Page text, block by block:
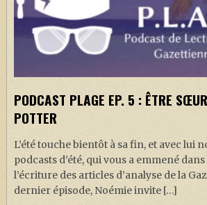
PODCAST PLAGE EP. 5 : ÊTRE
POTTER
L’été touche bientôt à sa fin, et avec lui
podcasts d’été, qui vous a emmené
l’écriture des articles d’analyse de la
dernier épisode, Noémie invite […]